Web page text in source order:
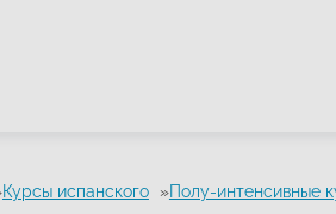
Курсы испанского Полу-интенсивные